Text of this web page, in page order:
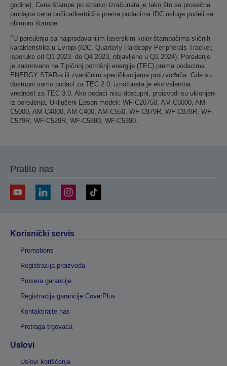
godine). Cena štampe po stranici izračunata je tako što se prosečna
prodajna cena bočica/kertridža prema podacima IDC usluge podeli sa
obimom štampe.
2U poređenju sa najprodavanijim laserskim kolor štampačima sličnih
karakteristika u Evropi (IDC, Quarterly Hardcopy Peripherals Tracker,
isporuke od Q1 2023. do Q4 2023, objavljeno u Q1 2024). Poređenje
je zasnovano na Tipičnoj potrošnji energije (TEC) prema podacima
ENERGY STAR-a ili zvaničnim specifikacijama proizvođača. Gde su
dostupni samo podaci za TEC 2.0, izračunata je ekvivalentna
vrednost za TEC 3.0. Ako podaci nisu dostupni, proizvodi su uklonjeni
iz poređenja. Uključeni Epson modeli: WF-C20750, AM-C6000, AM-
C5000, AM-C4000, AM-C400, AM-C550, WF-C879R, WF-C878R, WF-
C579R, WF-C529R, WF-C5890, WF-C5390.
Pratite nas
Korisnički servis
Promotions
Registracija proizvoda
Provera garancije
Registracija garancije CoverPlus
Kontaktirajte nas
Pretraga trgovaca
Uslovi
Uslovi korišćenja